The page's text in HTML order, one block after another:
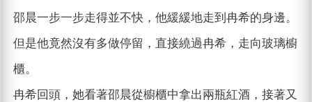
邵晨一步一步走得並不快，他緩緩地走到冉希的身邊。
但是他竟然沒有多做停留，直接繞過冉希，走向玻璃櫥
櫃。
冉希回頭，她看著邵晨從櫥櫃中拿出兩瓶紅酒，接著又